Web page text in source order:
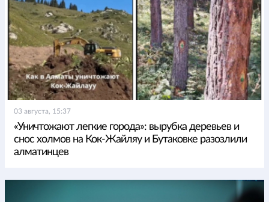
03 августа, 15:37
«Уничтожают легкие города»: вырубка деревьев и
снос холмов на Кок-Жайляу и Бутаковке разозлили
алматинцев